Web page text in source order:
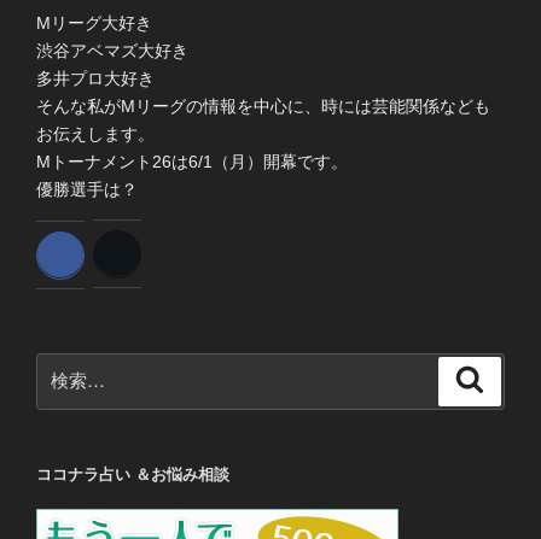
Mリーグ大好き
渋谷アベマズ大好き
多井プロ大好き
そんな私がMリーグの情報を中心に、時には芸能関係なども
お伝えします。
Mトーナメント26は6/1（月）開幕です。
優勝選手は？
索:
ココナラ占い ＆お悩み相談